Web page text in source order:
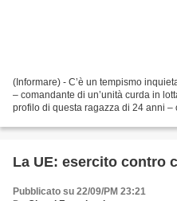
(Informare) - C’è un tempismo
– comandante di un’unità curda in
profilo di questa ragazza di 24 anni –
La UE: esercito contro
Pubblicato su 22/09/PM 23:21